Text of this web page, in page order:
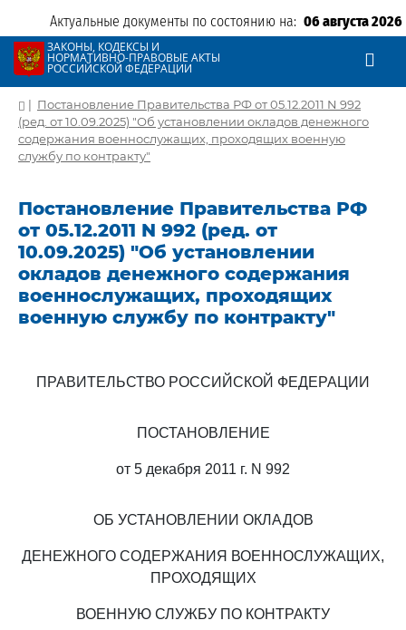
Актуальные документы по состоянию на: 06 августа 2026
ЗАКОНЫ, КОДЕКСЫ И
НОРМАТИВНО-ПРАВОВЫЕ АКТЫ
РОССИЙСКОЙ ФЕДЕРАЦИИ
| Постановление Правительства РФ от 05.12.2011 N 992
(ред. от 10.09.2025) "Об установлении окладов денежного
содержания военнослужащих, проходящих военную
службу по контракту"
Постановление Правительства РФ
от 05.12.2011 N 992 (ред. от
10.09.2025) "Об установлении
окладов денежного содержания
военнослужащих, проходящих
военную службу по контракту"
ПРАВИТЕЛЬСТВО РОССИЙСКОЙ ФЕДЕРАЦИИ
ПОСТАНОВЛЕНИЕ
от 5 декабря 2011 г. N 992
ОБ УСТАНОВЛЕНИИ ОКЛАДОВ
ДЕНЕЖНОГО СОДЕРЖАНИЯ ВОЕННОСЛУЖАЩИХ,
ПРОХОДЯЩИХ
ВОЕННУЮ СЛУЖБУ ПО КОНТРАКТУ